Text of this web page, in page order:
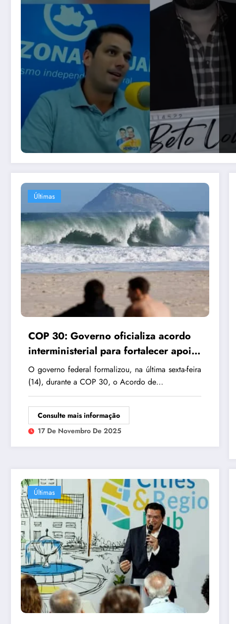
Últimas
COP 30: Governo oficializa acordo
interministerial para fortalecer apoio
à gestão de praias
O governo federal formalizou, na última sexta-feira
(14), durante a COP 30, o Acordo de…
Consulte mais informação
17 De Novembro De 2025
Últimas